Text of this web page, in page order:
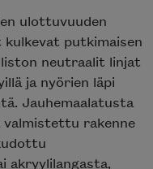
ulottuvuuden
putkimaisen
neutraalit linjat
ja nyörien läpi
Jauhemaalatusta
rakenne
akryylilangasta,